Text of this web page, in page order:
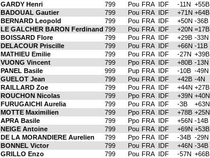
GARDY Henri 799 Pou FRA IDF -11N +55B
BADOUAL Gautier 799 Pou FRA IDF +71N +64B
BERNARD Leopold 799 Pou FRA IDF +50N -36B
LE GALCHER BARON Ferdinand 799 Pou FRA IDF +20N =17B
BOISSARD Flore 799 Pou FRA IDF +29B -33N
DELACOUR Priscille 799 Pou FRA IDF +66N -11B
MATHIEU Emilie 799 Pou FRA IDF -27N +39B
VUONG Vincent 799 Ppo FRA IDF +80B -13N
PANEL Basile 999 Pup FRA IDF -10B -49N
GUELOT Jean 799 Pou FRA IDF +42B -4N
RAILLARD Zoe 799 Pou FRA IDF +44N +27B
ROUCHON Nicolas 799 Ppo FRA IDF +39N +40N
FURUGAICHI Aurelia 799 Pou FRA IDF -3B +63N
MOTTE Maximilien 799 Ppo FRA IDF +78B +25N
APRA Basile 799 Ppo FRA IDF +56N -14B
NEIGE Antoine 799 Pou FRA IDF +69N +53B
DE LA MORANDIERE Aurelien 799 Ppo FRA IDF -34B -29N
BONNEL Victor 799 Pou FRA IDF +46N -34B
GRILLO Enzo 799 Pou FRA IDF -57N +66B